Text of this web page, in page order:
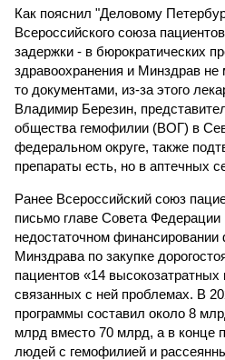
Как пояснил "Деловому
Всероссийского союза
задержки - в бюрократических
здравоохранения и Минздрав не
то документами, из-за этого
Владимир Березин,
общества гемофилии (ВОГ) в
федеральном округе, также
препараты есть, но в аптечных
Ранее Всероссийский союз
письмо главе Совета
недостаточном
Минздрава по закупке
пациентов «14
связанных с ней проблемах. В
программы составил около 8
млрд вместо 70 млрд, а в конце
людей с гемофилией и